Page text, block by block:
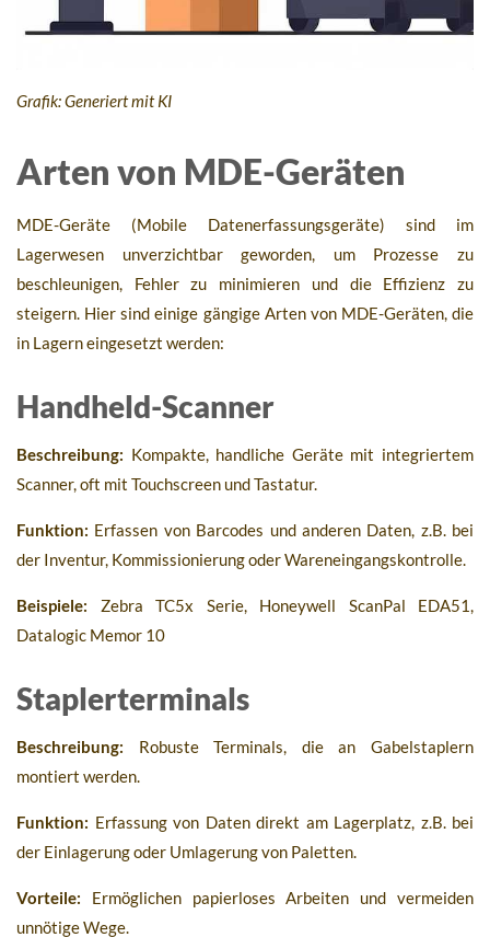
Grafik: Generiert mit KI
Arten von MDE-Geräten
MDE-Geräte (Mobile Datenerfassungsgeräte) sind im
Lagerwesen unverzichtbar geworden, um Prozesse zu
beschleunigen, Fehler zu minimieren und die Effizienz zu
steigern. Hier sind einige gängige Arten von MDE-Geräten, die
in Lagern eingesetzt werden:
Handheld-Scanner
Beschreibung: Kompakte, handliche Geräte mit integriertem
Scanner, oft mit Touchscreen und Tastatur.
Funktion: Erfassen von Barcodes und anderen Daten, z.B. bei
der Inventur, Kommissionierung oder Wareneingangskontrolle.
Beispiele: Zebra TC5x Serie, Honeywell ScanPal EDA51,
Datalogic Memor 10
Staplerterminals
Beschreibung: Robuste Terminals, die an Gabelstaplern
montiert werden.
Funktion: Erfassung von Daten direkt am Lagerplatz, z.B. bei
der Einlagerung oder Umlagerung von Paletten.
Vorteile: Ermöglichen papierloses Arbeiten und vermeiden
unnötige Wege.